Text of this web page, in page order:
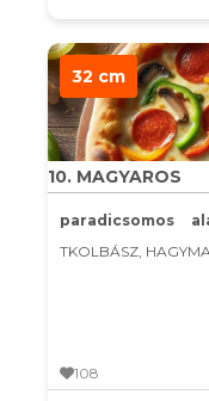
32 cm
10. MAGYAROS
paradicsomos
TKOLBÁSZ,
108